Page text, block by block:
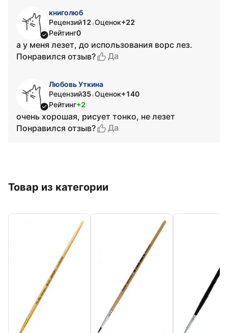
книголюб
Рецензий12•Оценок+22
Рейтинг0
а у меня лезет, до использования ворс лез.
Понравился отзыв?
Да
Любовь Уткина
Рецензий35•Оценок+140
Рейтинг+2
очень хорошая, рисует тонко, не лезет
Понравился отзыв?
Да
Товар из категории